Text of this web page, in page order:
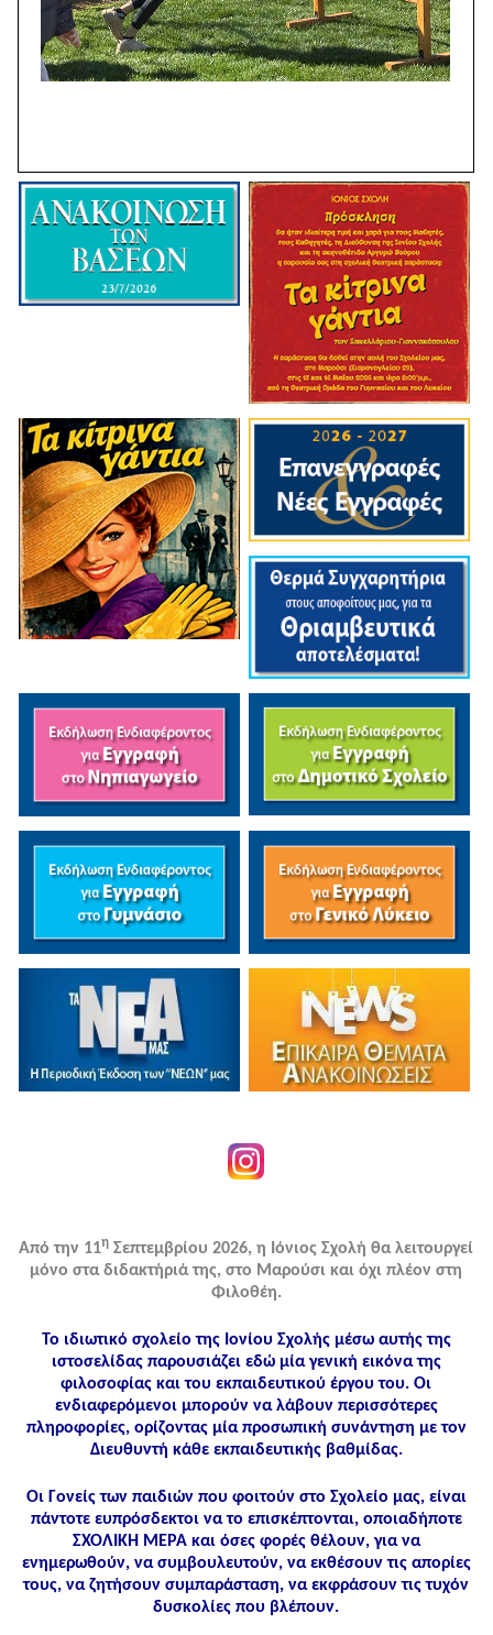
Από την 11η Σεπτεμβρίου 2026, η Ιόνιος Σχολή θα λειτουργεί
μόνο στα διδακτήριά της, στο Μαρούσι και όχι πλέον στη
Φιλοθέη.
Το ιδιωτικό σχολείο της Ιονίου Σχολής μέσω αυτής της
ιστοσελίδας παρουσιάζει εδώ μία γενική εικόνα της
φιλοσοφίας και του εκπαιδευτικού έργου του. Οι
ενδιαφερόμενοι μπορούν να λάβουν περισσότερες
πληροφορίες, ορίζοντας μία προσωπική συνάντηση με τον
Διευθυντή κάθε εκπαιδευτικής βαθμίδας.
Οι Γονείς των παιδιών που φοιτούν στο Σχολείο μας, είναι
πάντοτε ευπρόσδεκτοι να το επισκέπτονται, οποιαδήποτε
ΣΧΟΛΙΚΗ ΜΕΡΑ και όσες φορές θέλουν, για να
ενημερωθούν, να συμβουλευτούν, να εκθέσουν τις απορίες
τους, να ζητήσουν συμπαράσταση, να εκφράσουν τις τυχόν
δυσκολίες που βλέπουν.